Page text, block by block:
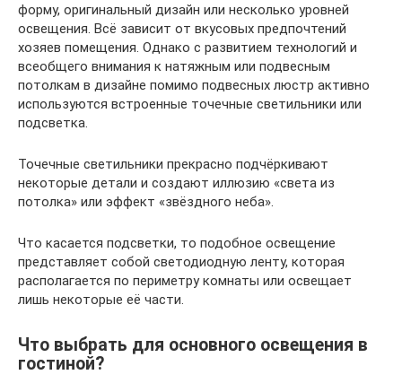
форму, оригинальный дизайн или несколько уровней
освещения. Всё зависит от вкусовых предпочтений
хозяев помещения. Однако с развитием технологий и
всеобщего внимания к натяжным или подвесным
потолкам в дизайне помимо подвесных люстр активно
используются встроенные точечные светильники или
подсветка.
Точечные светильники прекрасно подчёркивают
некоторые детали и создают иллюзию «света из
потолка» или эффект «звёздного неба».
Что касается подсветки, то подобное освещение
представляет собой светодиодную ленту, которая
располагается по периметру комнаты или освещает
лишь некоторые её части.
Что выбрать для основного освещения в
гостиной?